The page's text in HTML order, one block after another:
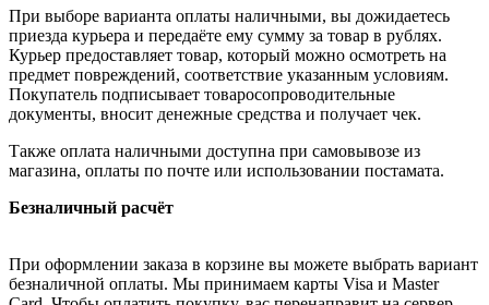
При выборе варианта оплаты наличными, вы дожидаетесь
приезда курьера и передаёте ему сумму за товар в рублях.
Курьер предоставляет товар, который можно осмотреть на
предмет повреждений, соответствие указанным условиям.
Покупатель подписывает товаросопроводительные
документы, вносит денежные средства и получает чек.
Также оплата наличными доступна при самовывозе из
магазина, оплаты по почте или использовании постамата.
Безналичный расчёт
При оформлении заказа в корзине вы можете выбрать вариант
безналичной оплаты. Мы принимаем карты Visa и Master